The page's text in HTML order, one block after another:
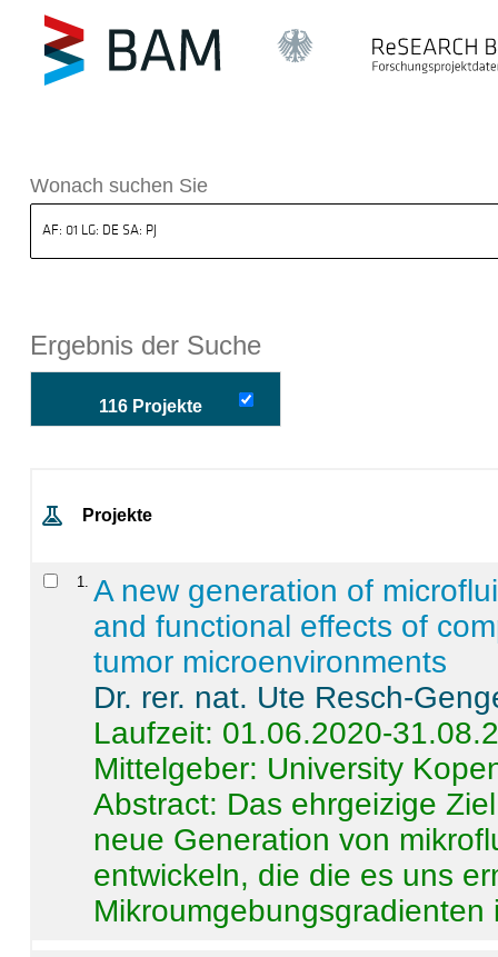
BAM
Wonach suchen Sie
Ergebnis der Suche
116 Projekte
Projekte
1
A new generation of
and functional effects of
tumor microenvironments
Dr. rer. nat. Ute Resch-
Laufzeit: 01.06.2020-
Mittelgeber: University
Abstract: Das ehrgeizige
neue Generation von
entwickeln, die die es uns
Mikroumgebungsgradienten